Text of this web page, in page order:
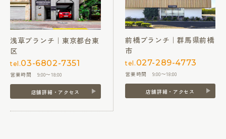
浅草ブランチ｜東京都台東
区
tel.03-6802-7351
営業時間 9:00〜18:00
店舗詳細・アクセス
前橋ブランチ｜群馬県前橋
市
tel. 027-289-4773
営業時間 9:00〜18:00
店舗詳細・アクセス